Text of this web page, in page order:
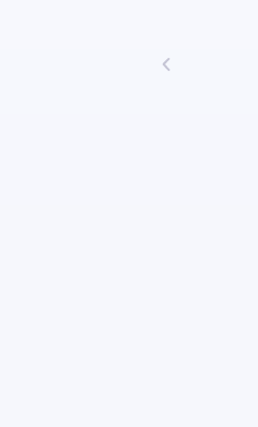
att jobba med